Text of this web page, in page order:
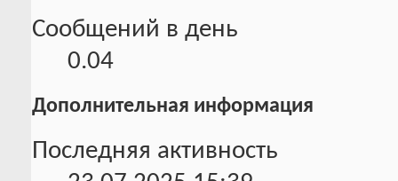
Сообщений в день
0.04
Дополнительная информация
Последняя активность